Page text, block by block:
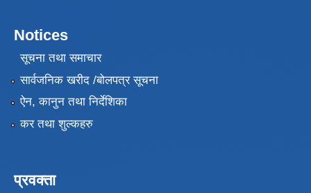
Notices
सूचना तथा समाचार
सार्वजनिक खरीद /बोलपत्र सूचना
ऐन, कानुन तथा निर्देशिका
कर तथा शुल्कहरु
प्रवक्ता